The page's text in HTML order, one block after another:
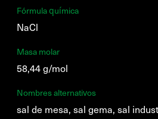
Fórmula química
NaCl
Masa molar
58,44 g/mol
Nombres alternativos
sal de mesa, sal gema, sal